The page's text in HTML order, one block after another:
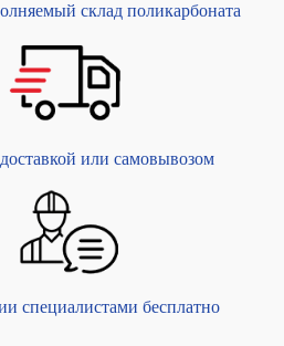
склад поликарбоната
или самовывозом
специалистами бесплатно